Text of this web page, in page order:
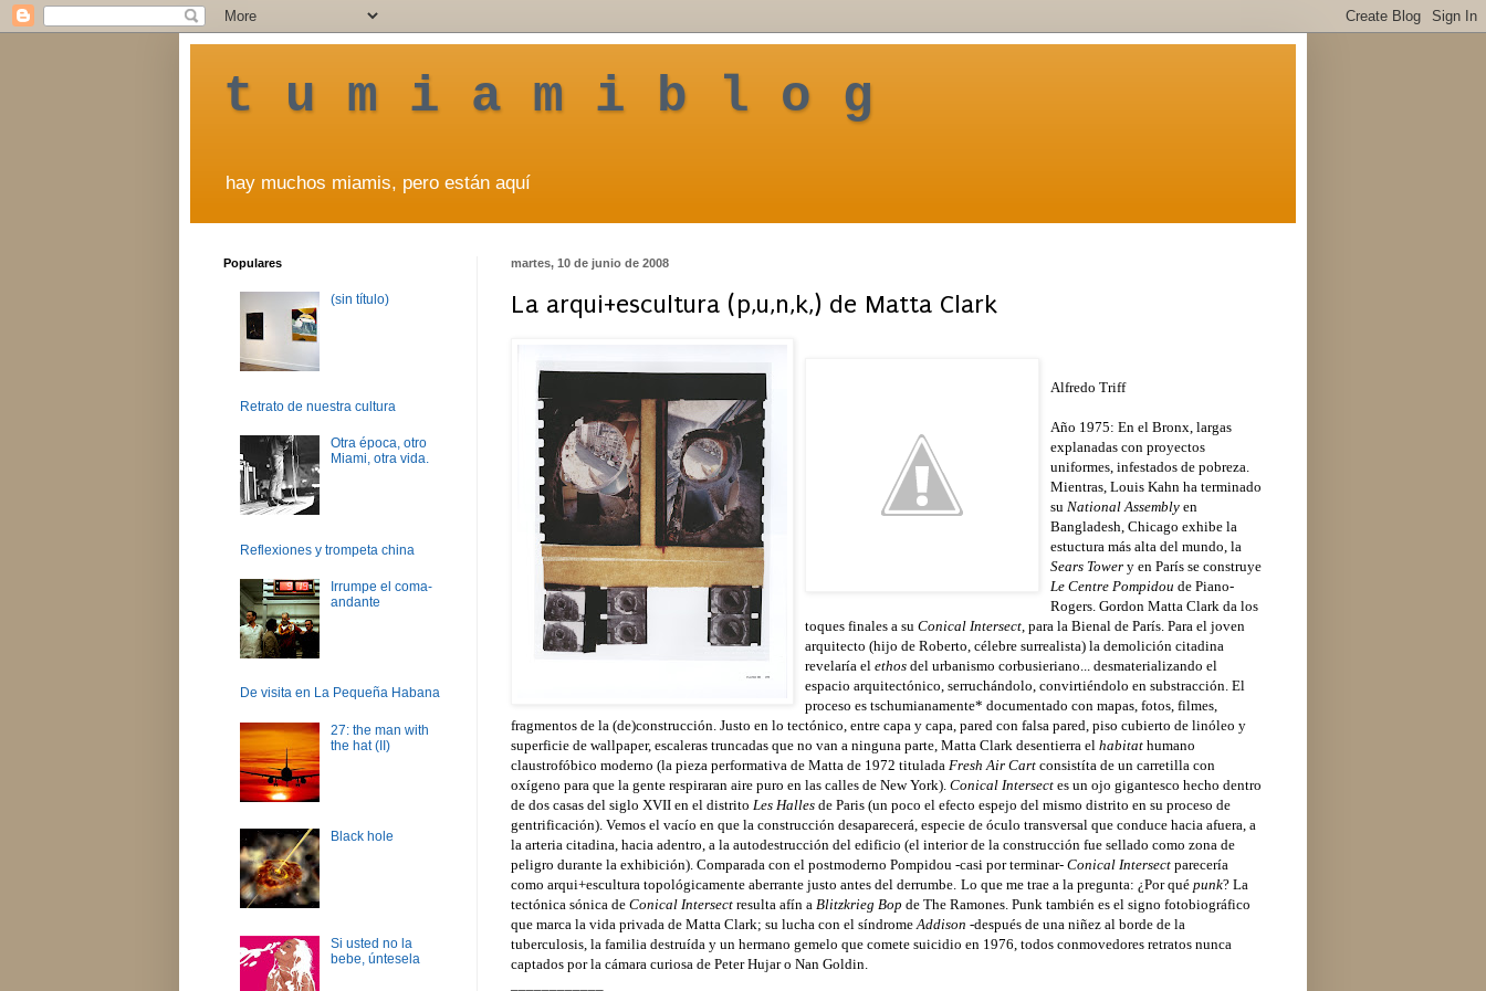
t u m i a m i b l o g
hay muchos miamis, pero están aquí
martes, 10 de junio de 2008
La arqui+escultura (p,u,n,k,) de Matta Clark
Alfredo Triff
Año 1975: En el Bronx, largas
explanadas con proyectos
uniformes, infestados de pobreza.
Mientras, Louis Kahn ha terminado
su National Assembly en
Bangladesh, Chicago exhibe la
estuctura más alta del mundo, la
Sears Tower y en París se construye
Le Centre Pompidou de Piano-
Rogers. Gordon Matta Clark da los
toques finales a su Conical Intersect , para la Bienal de París. Para el joven
arquitecto (hijo de Roberto, célebre surrealista) la demolición citadina
revelaría el ethos del urbanismo corbusieriano... desmaterializando el
espacio arquitectónico, serruchándolo, convirtiéndolo en substracción. El
proceso es tschumianamente* documentado con mapas, fotos, filmes,
fragmentos de la (de)construcción. Justo en lo tectónico, entre capa y capa, pared con falsa pared, piso cubierto de linóleo y
superficie de wallpaper, escaleras truncadas que no van a ninguna parte, Matta Clark desentierra el habitat humano
claustrofóbico moderno (la pieza performativa de Matta de 1972 titulada Fresh Air Cart consistíta de un carretilla con
oxígeno para que la gente respiraran aire puro en las calles de New York). Conical Intersect es un ojo gigantesco hecho dentro
de dos casas del siglo XVII en el distrito Les Halles de Paris (un poco el efecto espejo del mismo distrito en su proceso de
gentrificación). Vemos el vacío en que la construcción desaparecerá, especie de óculo transversal que conduce hacia afuera, a
la arteria citadina, hacia adentro, a la autodestrucción del edificio (el interior de la construcción fue sellado como zona de
peligro durante la exhibición). Comparada con el postmoderno Pompidou -casi por terminar- Conical Intersect parecería
como arqui+escultura topológicamente aberrante justo antes del derrumbe. Lo que me trae a la pregunta: ¿Por qué punk? La
tectónica sónica de Conical Intersect resulta afín a Blitzkrieg Bop de The Ramones. Punk también es el signo fotobiográfico
que marca la vida privada de Matta Clark; su lucha con el síndrome Addison -después de una niñez al borde de la
tuberculosis, la familia destruída y un hermano gemelo que comete suicidio en 1976, todos conmovedores retratos nunca
captados por la cámara curiosa de Peter Hujar o Nan Goldin.
Populares
(sin título)
Retrato de nuestra cultura
Otra época, otro
Miami, otra vida.
Reflexiones y trompeta china
Irrumpe el coma-
andante
De visita en La Pequeña Habana
27: the man with
the hat (II)
Black hole
Si usted no la
bebe, úntesela